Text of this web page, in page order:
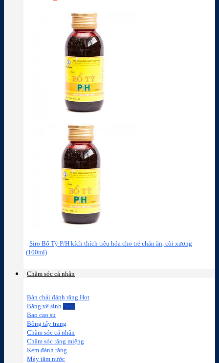
Siro Bổ Tỳ P/H kích thích tiêu hóa cho trẻ chán ăn, còi xương
(100ml)
Chăm sóc cá nhân
Bàn chải đánh răng
Băng vệ sinh
Bao cao su
Bông tẩy trang
Chăm sóc cá nhân
Chăm sóc răng miệng
Kem đánh răng
Máy tăm nước